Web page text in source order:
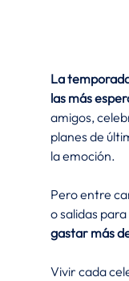
La
las más
amigos,
planes de
la emoción.
Pero entre
o salidas
gastar más
Vivir cada